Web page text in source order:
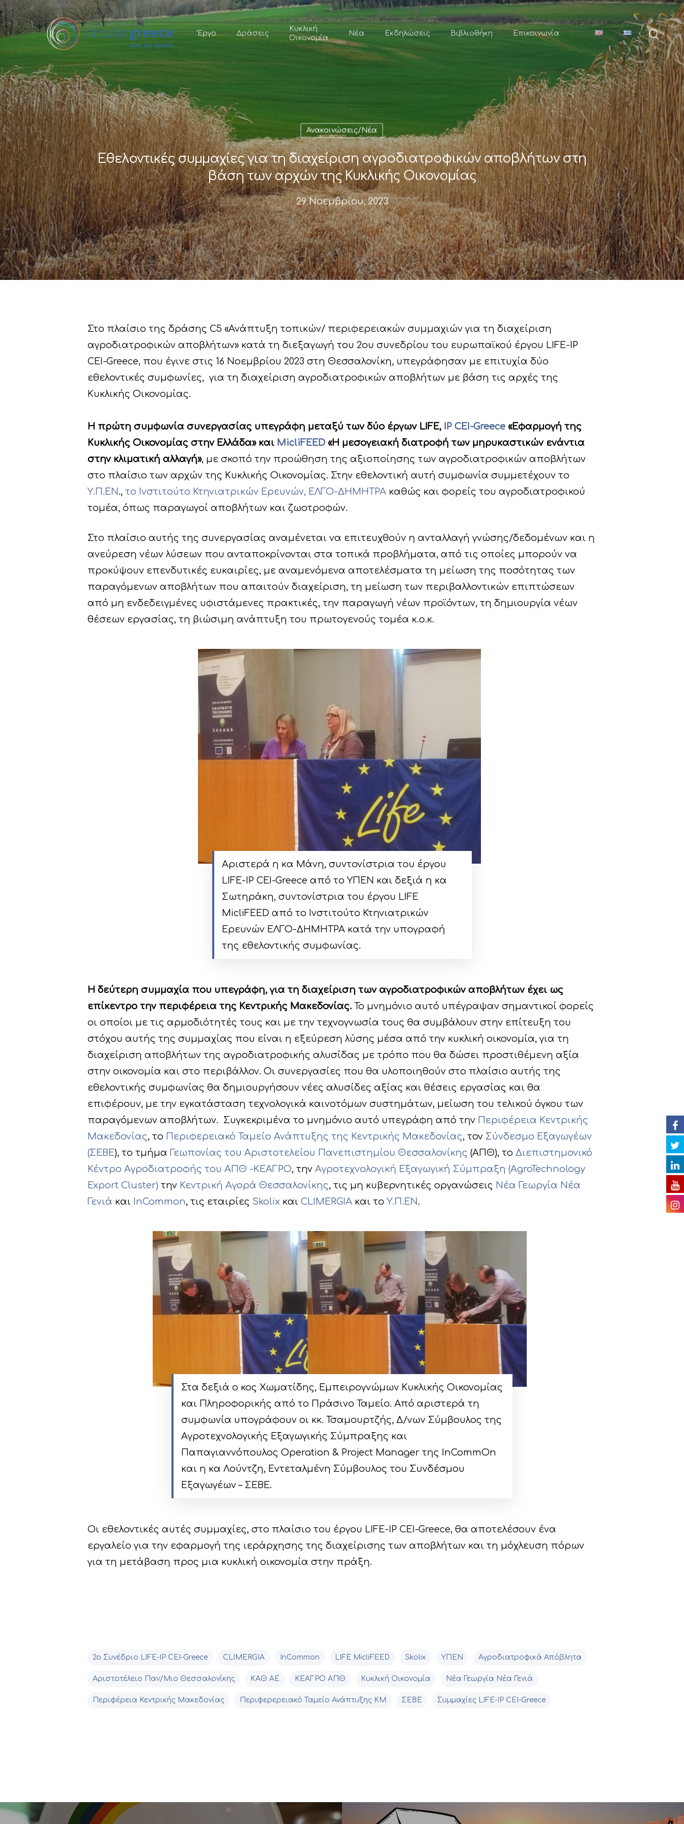
Έργο Δράσεις
Κυκλική
Οικονομία
Νέα Εκδηλώσεις Βιβλιοθήκη Επικοινωνία
Ανακοινώσεις/Νέα
Εθελοντικές συμμαχίες για τη διαχείριση αγροδιατροφικών αποβλήτων στη
βάση των αρχών της Κυκλικής Οικονομίας
29 Νοεμβρίου, 2023
Στο πλαίσιο της δράσης C5 «Ανάπτυξη τοπικών/ περιφερειακών συμμαχιών για τη διαχείριση
αγροδιατροφικών αποβλήτων» κατά τη διεξαγωγή του 2ου συνεδρίου του ευρωπαϊκού έργου LIFE-IP
CEI-Greece, που έγινε στις 16 Νοεμβρίου 2023 στη Θεσσαλονίκη, υπεγράφησαν με επιτυχία δύο
εθελοντικές συμφωνίες, για τη διαχείριση αγροδιατροφικών αποβλήτων με βάση τις αρχές της
Κυκλικής Οικονομίας.
Η πρώτη συμφωνία συνεργασίας υπεγράφη μεταξύ των δύο έργων LIFE, IP CEI-Greece «Εφαρμογή της
Κυκλικής Οικονομίας στην Ελλάδα» και MicliFEED «Η μεσογειακή διατροφή των μηρυκαστικών ενάντια
στην κλιματική αλλαγή», με σκοπό την προώθηση της αξιοποίησης των αγροδιατροφικών αποβλήτων
στο πλαίσιο των αρχών της Κυκλικής Οικονομίας. Στην εθελοντική αυτή συμφωνία συμμετέχουν το
Υ.Π.ΕΝ ., το Ινστιτούτο Κτηνιατρικών Ερευνών, ΕΛΓΟ-ΔΗΜΗΤΡΑ καθώς και φορείς του αγροδιατροφικού
τομέα, όπως παραγωγοί αποβλήτων και ζωοτροφών.
Στο πλαίσιο αυτής της συνεργασίας αναμένεται να επιτευχθούν η ανταλλαγή γνώσης/δεδομένων και η
ανεύρεση νέων λύσεων που ανταποκρίνονται στα τοπικά προβλήματα, από τις οποίες μπορούν να
προκύψουν επενδυτικές ευκαιρίες, με αναμενόμενα αποτελέσματα τη μείωση της ποσότητας των
παραγόμενων αποβλήτων που απαιτούν διαχείριση, τη μείωση των περιβαλλοντικών επιπτώσεων
από μη ενδεδειγμένες υφιστάμενες πρακτικές, την παραγωγή νέων προϊόντων, τη δημιουργία νέων
θέσεων εργασίας, τη βιώσιμη ανάπτυξη του πρωτογενούς τομέα κ.ο.κ.
Αριστερά η κα Μάνη, συντονίστρια του έργου
LIFE-IP CEI-Greece από το ΥΠΕΝ και δεξιά η κα
Σωτηράκη, συντονίστρια του έργου LIFE
MicliFEED από το Ινστιτούτο Κτηνιατρικών
Ερευνών ΕΛΓΟ-ΔΗΜΗΤΡΑ κατά την υπογραφή
της εθελοντικής συμφωνίας.
H δεύτερη συμμαχία που υπεγράφη, για τη διαχείριση των αγροδιατροφικών αποβλήτων έχει ως
επίκεντρο την περιφέρεια της Κεντρικής Μακεδονίας. Το μνημόνιο αυτό υπέγραψαν σημαντικοί φορείς
οι οποίοι με τις αρμοδιότητές τους και με την τεχνογνωσία τους θα συμβάλουν στην επίτευξη του
στόχου αυτής της συμμαχίας που είναι η εξεύρεση λύσης μέσα από την κυκλική οικονομία, για τη
διαχείριση αποβλήτων της αγροδιατροφικής αλυσίδας με τρόπο που θα δώσει προστιθέμενη αξία
στην οικονομία και στο περιβάλλον. Οι συνεργασίες που θα υλοποιηθούν στο πλαίσιο αυτής της
εθελοντικής συμφωνίας θα δημιουργήσουν νέες αλυσίδες αξίας και θέσεις εργασίας και θα
επιφέρουν, με την εγκατάσταση τεχνολογικά καινοτόμων συστημάτων, μείωση του τελικού όγκου των
παραγόμενων αποβλήτων. Συγκεκριμένα το μνημόνιο αυτό υπεγράφη από την Περιφέρεια Κεντρικής
Μακεδονίας, το Περιφερειακό Ταμείο Ανάπτυξης της Κεντρικής Μακεδονίας, τον Σύνδεσμο Εξαγωγέων
(ΣΕΒΕ), το τμήμα Γεωπονίας του Αριστοτελείου Πανεπιστημίου Θεσσαλονίκης (ΑΠΘ), το Διεπιστημονικό
Κέντρο Αγροδιατροφής του ΑΠΘ -ΚΕΑΓΡΟ, την Αγροτεχνολογική Εξαγωγική Σύμπραξη (AgroTechnology
Export Cluster) την Κεντρική Αγορά Θεσσαλονίκης, τις μη κυβερνητικές οργανώσεις Νέα Γεωργία Νέα
Γενιά και InCommon, τις εταιρίες Skolix και CLIMERGIA και το Υ.Π.ΕΝ .
Στα δεξιά ο κος Χωματίδης, Εμπειρογνώμων Κυκλικής Οικονομίας
και Πληροφορικής από το Πράσινο Ταμείο. Από αριστερά τη
συμφωνία υπογράφουν οι κκ. Τσαμουρτζής, Δ/νων Σύμβουλος της
Αγροτεχνολογικής Εξαγωγικής Σύμπραξης και
Παπαγιαννόπουλος Operation & Project Manager της InCommOn
και η κα Λούντζη, Εντεταλμένη Σύμβουλος του Συνδέσμου
Εξαγωγέων – ΣΕΒΕ.
Οι εθελοντικές αυτές συμμαχίες, στο πλαίσιο του έργου LIFE-IP CEI-Greece, θα αποτελέσουν ένα
εργαλείο για την εφαρμογή της ιεράρχησης της διαχείρισης των αποβλήτων και τη μόχλευση πόρων
για τη μετάβαση προς μια κυκλική οικονομία στην πράξη.
2o Συνέδριο LIFE-IP CEI-Greece CLIMERGIA InCommon LIFE MicliFEED Skolix YΠΕΝ Αγροδιατροφικά Απόβλητα
Αριστοτέλειο Παν/μιο Θεσσαλονίκης ΚΑΘ ΑΕ ΚΕΑΓΡΟ ΑΠΘ Κυκλική Οικονομία Νέα Γεωργία Νέα Γενιά
Περιφέρεια Κεντρικής Μακεδονίας Περιφερερειακό Ταμείο Ανάπτυξης ΚΜ ΣΕΒΕ Συμμαχίες LIFE-IP CEI-Greece